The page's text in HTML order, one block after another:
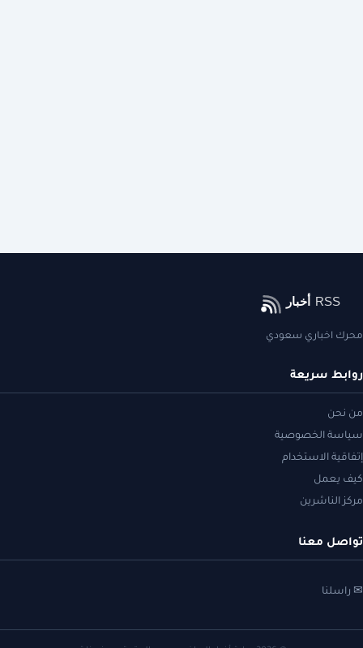
محرك اخباري سعودي
روابط سريعة
من نحن
سياسة الخصوصية
إتفاقية الاستخدام
كيف يعمل
مركز الناشرين
تواصل معنا
✉ راسلنا